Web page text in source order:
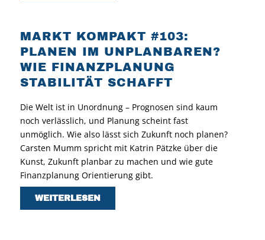
MARKT KOMPAKT #103:
PLANEN IM UNPLANBAREN?
WIE FINANZPLANUNG
STABILITÄT SCHAFFT
Die Welt ist in Unordnung – Prognosen sind kaum
noch verlässlich, und Planung scheint fast
unmöglich. Wie also lässt sich Zukunft noch planen?
Carsten Mumm spricht mit Katrin Pätzke über die
Kunst, Zukunft planbar zu machen und wie gute
Finanzplanung Orientierung gibt.
WEITERLESEN